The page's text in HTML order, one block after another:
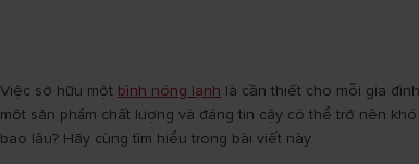
Việc sở hữu một bình nóng lạnh là cần thiết cho mỗi gia
một sản phẩm chất lượng và đáng tin cậy có thể trở nên
bao lâu? Hãy cùng tìm hiểu trong bài viết này.